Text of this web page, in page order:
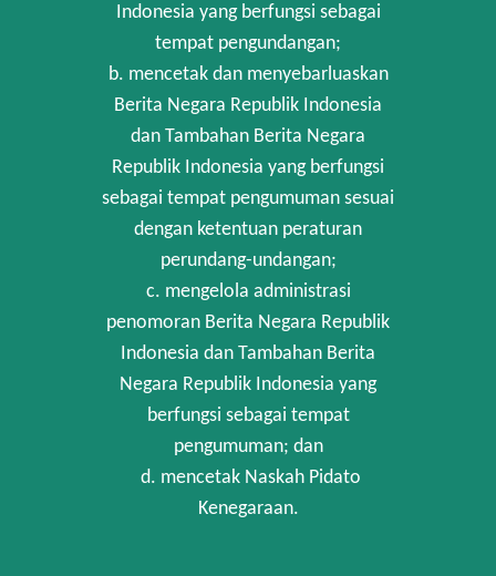
Indonesia yang berfungsi sebagai
tempat pengundangan;
b. mencetak dan menyebarluaskan
Berita Negara Republik Indonesia
dan Tambahan Berita Negara
Republik Indonesia yang berfungsi
sebagai tempat pengumuman sesuai
dengan ketentuan peraturan
perundang-undangan;
c. mengelola administrasi
penomoran Berita Negara Republik
Indonesia dan Tambahan Berita
Negara Republik Indonesia yang
berfungsi sebagai tempat
pengumuman; dan
d. mencetak Naskah Pidato
Kenegaraan.